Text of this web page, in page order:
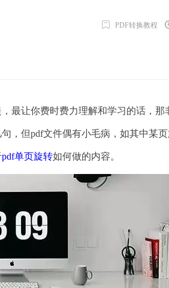
PDF转换教程
让你费时费力理解和学习的话，那
，但pdf文件偶有小毛病，如其中某
pdf单页旋转如何做的内容。